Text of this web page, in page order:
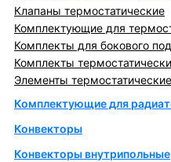
Клапаны термостатические
Комплектующие для
Комплекты для бокового
Комплекты
Элементы термостатические
Комплектующие для
Конвекторы
Конвекторы внутрипольные